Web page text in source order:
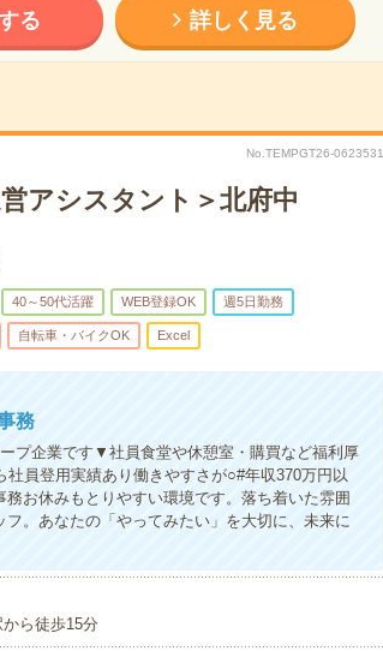
る 詳しく見る
No.TEMPGT26-0623531
アシスタント＞北府中
40～50代活躍 WEB登録OK 週5日勤務
自転車・バイクOK Excel
務
プ企業です▼社員食堂や休憩室・購買など福利厚
員登用実績あり働きやすさが○#年収370万円以
お休みもとりやすい環境です。落ち着いた雰囲
。あなたの「やってみたい」を大切に、未来に
ら徒歩15分